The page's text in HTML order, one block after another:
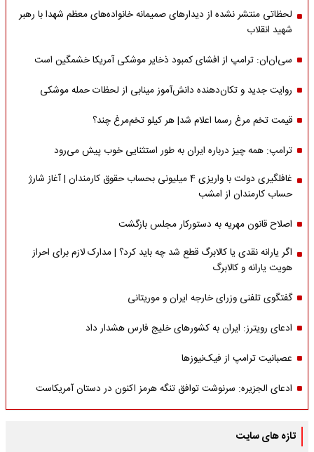
لحظاتی منتشر نشده از دیدارهای صمیمانه خانواده‌های معظم شهدا با رهبر
شهید انقلاب
سی‌ان‌ان: ترامپ از افشای کمبود ذخایر موشکی آمریکا خشمگین است
روایت جدید و تکان‌دهنده دانش‌آموز مینابی از لحظات حمله موشکی
قیمت تخم مرغ رسما اعلام شد| هر کیلو تخم‌مرغ چند؟
ترامپ: همه چیز درباره ایران به طور استثنایی خوب پیش می‌رود
غافلگیری دولت با واریزی 4 میلیونی بحساب حقوق کارمندان | آغاز شارژ
حساب کارمندان از امشب
اصلاح قانون مهریه به دستورکار مجلس بازگشت
اگر یارانه نقدی یا کالابرگ قطع شد چه باید کرد؟ | مدارک لازم برای احراز
هویت یارانه و کالابرگ
گفتگوی تلفنی وزرای خارجه ایران و موریتانی
ادعای رویترز: ایران به کشورهای خلیج فارس هشدار داد
عصبانیت ترامپ از فیک‌نیوزها
ادعای الجزیره: سرنوشت توافق تنگه هرمز اکنون در دستان آمریکاست
تازه های سایت